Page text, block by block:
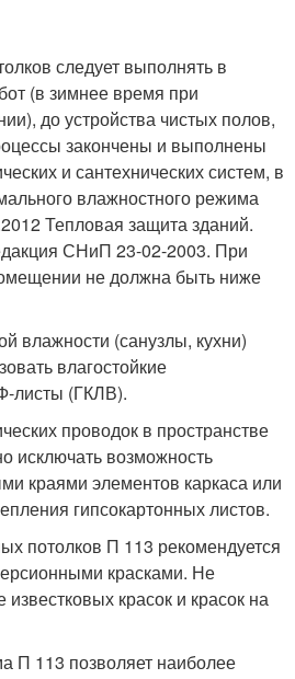
следует выполнять в
(в зимнее время при
до устройства чистых полов,
закончены и выполнены
и сантехнических систем, в
влажностного режима
Тепловая защита зданий.
СНиП 23-02-2003. При
не должна быть ниже
влажности (санузлы, кухни)
влагостойкие
листы (ГКЛВ).
проводок в пространстве
исключать возможность
краями элементов каркаса или
гипсокартонных листов.
потолков П 113 рекомендуется
красками. Не
известковых красок и красок на
П 113 позволяет наиболее